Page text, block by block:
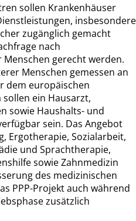
sollen Krankenhäuser
insbesondere
zugänglich gemacht
nach
gerecht werden.
Menschen gemessen an
dem europäischen
ein Hausarzt,
sowie Haushalts- und
sein. Das Angebot
Ergotherapie, Sozialarbeit,
und Sprachtherapie,
sowie Zahnmedizin
des medizinischen
PPP-Projekt auch während
zusätzlich